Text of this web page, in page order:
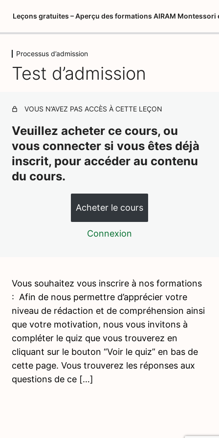
Leçons gratuites – Aperçu des formations AIRAM Montessori
Processus d'admission
Test d'admission
11 leçons
Processus d’admission
Test d’admission
VOUS N’AVEZ PAS ACCÈS À CETTE LEÇON
Veuillez acheter ce cours, ou
vous connecter si vous êtes déjà
inscrit, pour accéder au contenu
du cours.
Acheter le cours
Connexion
Vous souhaitez vous inscrire à nos formations
: Afin de nous permettre d’apprécier votre
niveau de rédaction et de compréhension ainsi
que votre motivation, nous vous invitons à
compléter le quiz que vous trouverez en
cliquant sur le bouton “Voir le quiz” en bas de
cette page. Vous trouverez les réponses aux
questions de ce […]